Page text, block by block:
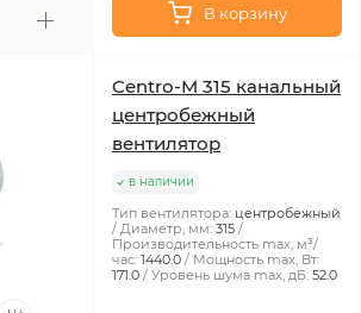
В корзину
Centro-M 315 канальный
центробежный
вентилятор
в наличии
Тип вентилятора: центробежный
Диаметр, мм: 315
Производительность max, м³/
час: 1440.0
Мощность max, Вт:
171.0
Уровень шума max, дБ: 52.0